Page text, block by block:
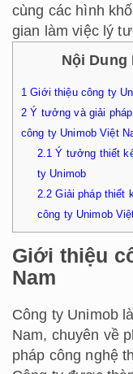
cùng các hình
gian làm việc lý
Nội Dung
1 Giới thiệu công ty
2 Ý tưởng và giải
công ty Unimob Việt
2.1 Ý tưởng thiết
ty Unimob
2.2 Giải pháp thiết
công ty Unimob
Giới thiệu
Nam
Công ty Unimob
Nam, chuyên về
pháp công nghệ